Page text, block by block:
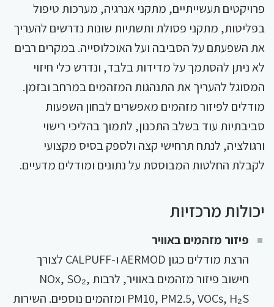
פרויקטים תעשייתיים, מתקני אנרגיה, מערכות טיפול
בפליטות, מתקני פסולת ותשתיות שונות נדרשים להעריך
את השפעתם על הסביבה ועל האוכלוסייה. במקרים רבים
לא ניתן להסתמך על מדידות בלבד, ונדרש כלי חיזוי
המסוגל להעריך את התנהגות המזהמים במרחב ובזמן.
מודלים לפיזור מזהמים מאפשרים לבחון השפעות
סביבתיות עוד בשלב התכנון, לתמוך בהליכי רישוי
ורגולציה, לנתח תרחישי קצה ולספק בסיס מקצועי
לקבלת החלטות המבוססת על נתונים ומודלים מדעיים.
יכולות מרכזיות
פיזור מזהמים באוויר
הרצת מודלים כגון AERMOD ו-CALPUFF לצורך
חישוב פיזור מזהמים באוויר, לרבות NOx, SO₂,
PM10, PM2.5, VOCs, H₂S ומזהמים נוספים. השירות